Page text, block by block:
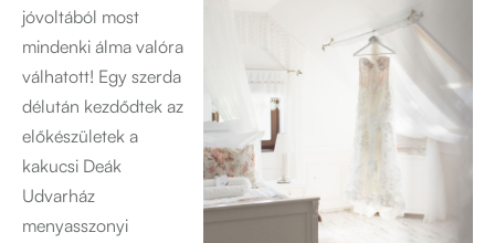
jóvoltából most
mindenki álma valóra
válhatott! Egy szerda
délután kezdődtek az
előkészületek a
kakucsi Deák
Udvarház
menyasszonyi